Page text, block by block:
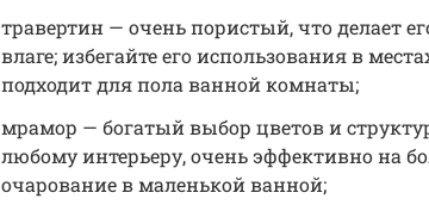
травертин — очень пористый, что делает
влаге; избегайте его использования в
подходит для пола ванной комнаты;
мрамор — богатый выбор цветов и
любому интерьеру, очень эффективно на
очарование в маленькой ванной;